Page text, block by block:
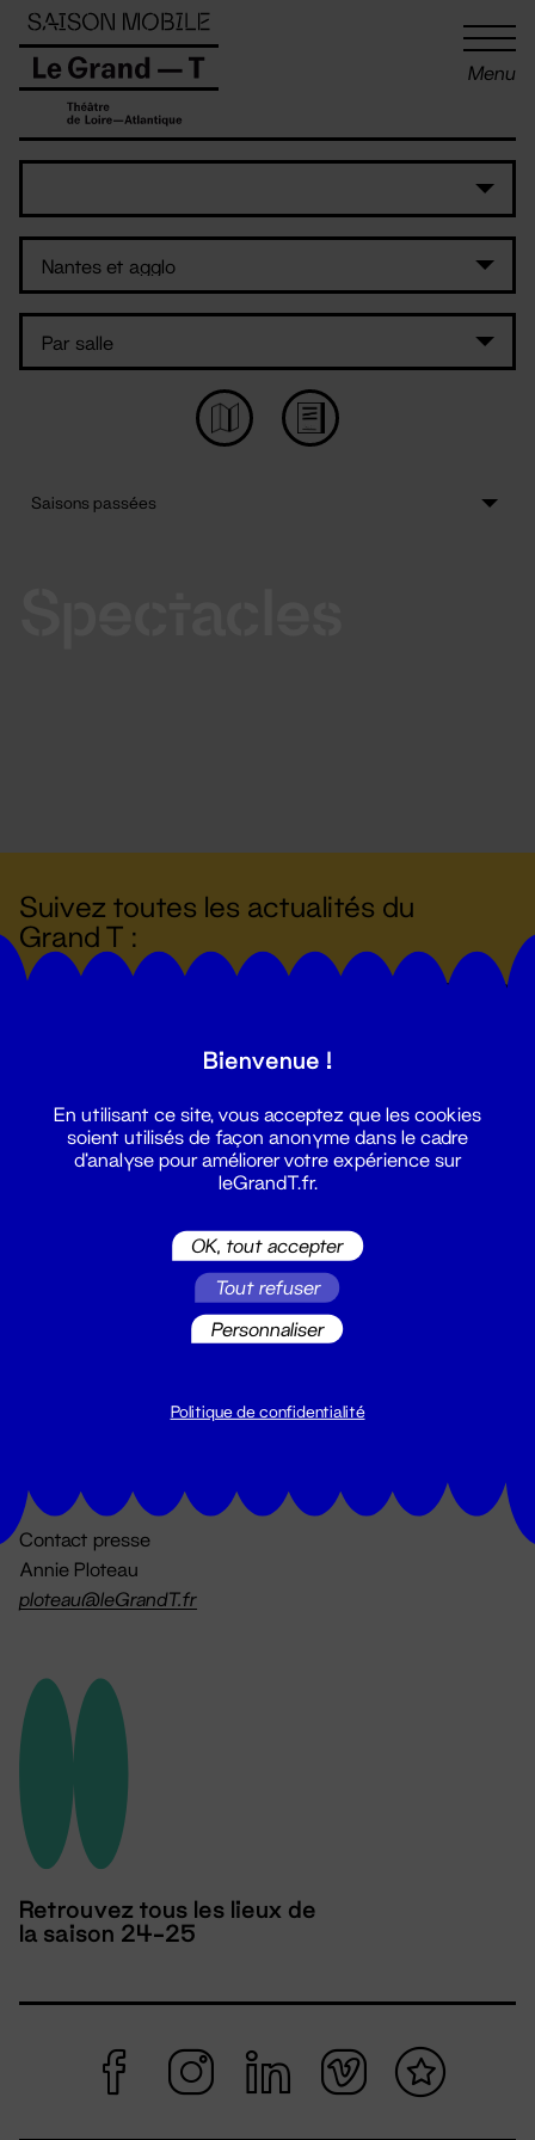
Menu
Suivez toutes les actualités du
Grand T :
billetterie@leGrandT.fr
Du lundi au vendredi 14h → 18h
Contact presse
Annie Ploteau
ploteau@leGrandT.fr
Retrouvez tous les lieux de
la saison 24-25
Panneau de gestion des cookies
Bienvenue !
En utilisant ce site, vous acceptez que les cookies
soient utilisés de façon anonyme dans le cadre
d'analyse pour améliorer votre expérience sur
leGrandT.fr.
OK, tout accepter
Tout refuser
Personnaliser
Politique de confidentialité